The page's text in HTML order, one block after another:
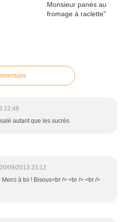
22:48
autant que les sucrés
20/09/2013 23:12
Merci à toi ! Bisous<br /> <br /> <br />